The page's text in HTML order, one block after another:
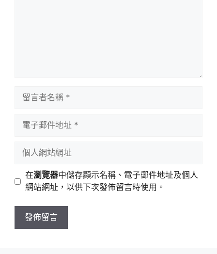
址
站
址
在瀏覽器中儲存顯示名稱、電子郵件地址及個人
網站網址，以供下次發佈留言時使用。